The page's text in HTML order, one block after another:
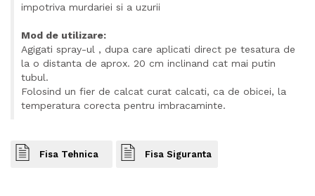
impotriva murdariei si a uzurii
Mod de utilizare:
Agigati spray-ul , dupa care aplicati direct pe tesatura de
la o distanta de aprox. 20 cm inclinand cat mai putin
tubul.
Folosind un fier de calcat curat calcati, ca de obicei, la
temperatura corecta pentru imbracaminte.
Fisa Tehnica Fisa Siguranta